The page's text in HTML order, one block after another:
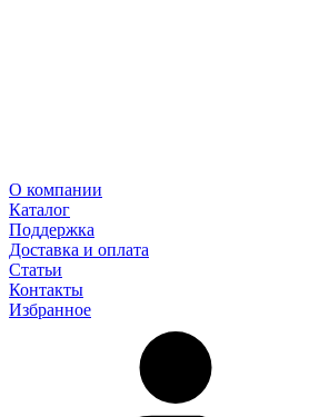
О компании
Каталог
Поддержка
Доставка и оплата
Статьи
Контакты
Избранное